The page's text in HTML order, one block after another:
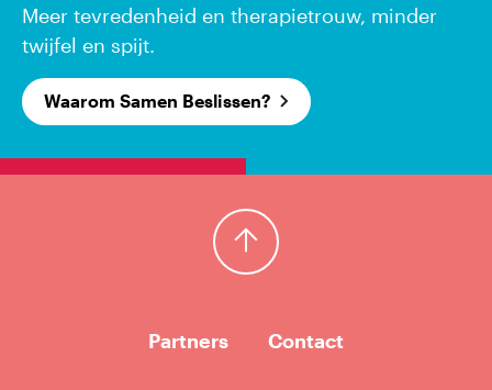
Meer tevredenheid en therapietrouw, minder
twijfel en spijt.
Waarom Samen Beslissen?
Terug naar boven
Partners Contact